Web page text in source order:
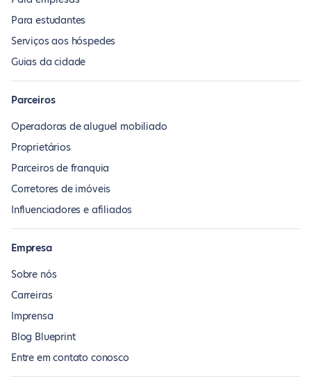
Para estudantes
Serviços aos hóspedes
Guias da cidade
Parceiros
Operadoras de aluguel mobiliado
Proprietários
Parceiros de franquia
Corretores de imóveis
Influenciadores e afiliados
Empresa
Sobre nós
Carreiras
Imprensa
Blog Blueprint
Entre em contato conosco